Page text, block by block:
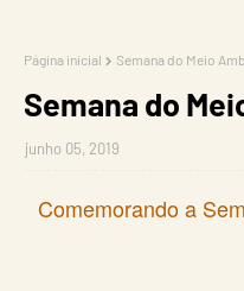
Página inicial Semana do Meio
Semana do
junho 05, 2019
Comemorando a